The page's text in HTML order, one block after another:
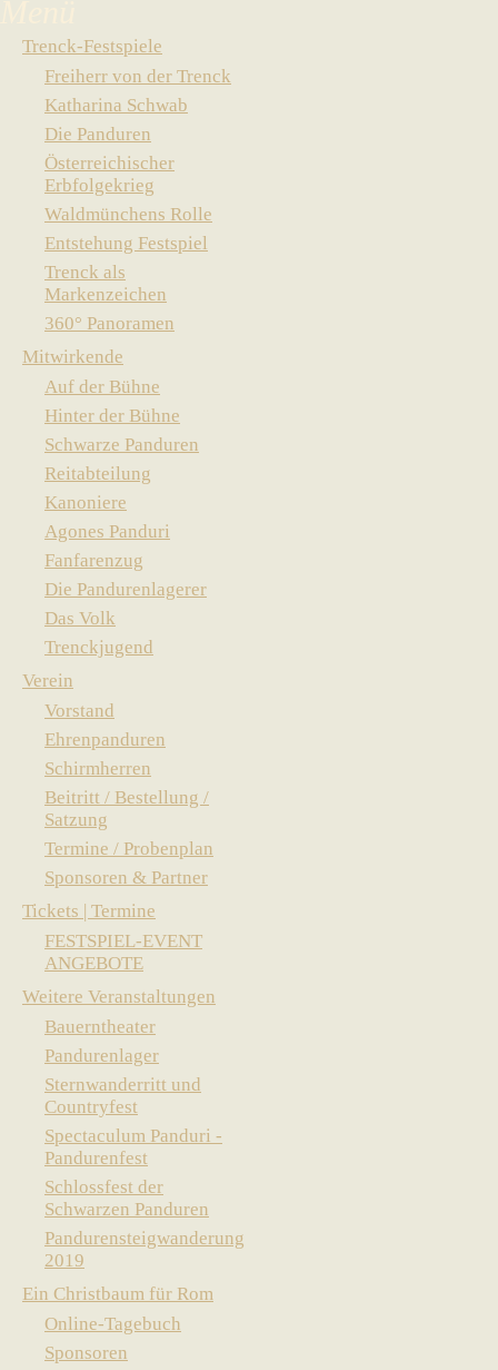
Trenck-Festspiele
Freiherr von der Trenck
Katharina Schwab
Die Panduren
Österreichischer
Erbfolgekrieg
Waldmünchens Rolle
Entstehung Festspiel
Trenck als
Markenzeichen
360° Panoramen
Mitwirkende
Auf der Bühne
Hinter der Bühne
Schwarze Panduren
Reitabteilung
Kanoniere
Agones Panduri
Fanfarenzug
Die Pandurenlagerer
Das Volk
Trenckjugend
Verein
Vorstand
Ehrenpanduren
Schirmherren
Beitritt / Bestellung /
Satzung
Termine / Probenplan
Sponsoren & Partner
Tickets | Termine
FESTSPIEL-EVENT
ANGEBOTE
Weitere Veranstaltungen
Bauerntheater
Pandurenlager
Sternwanderritt und
Countryfest
Spectaculum Panduri -
Pandurenfest
Schlossfest der
Schwarzen Panduren
Pandurensteigwanderung
2019
Ein Christbaum für Rom
Online-Tagebuch
Sponsoren